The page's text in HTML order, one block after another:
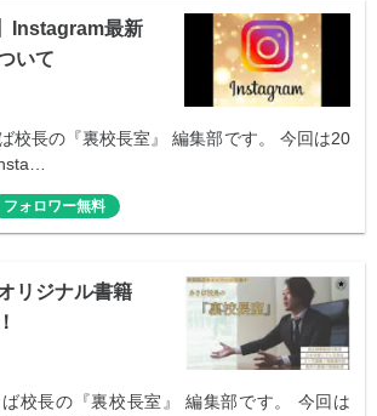
Instagram最新
いて
校長の『裏校長室』 編集部です。 今回は20
フォロワー無料
リジナル書籍
校長の『裏校長室』 編集部です。 今回は